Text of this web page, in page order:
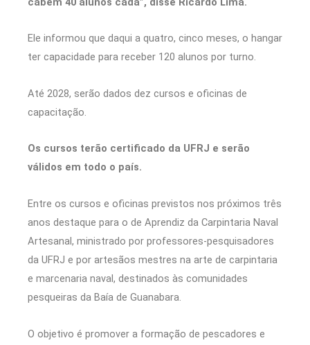
Ele informou que daqui a quatro, cinco meses, o hangar
ter capacidade para receber 120 alunos por turno.
Até 2028, serão dados dez cursos e oficinas de
capacitação.
Os cursos terão certificado da UFRJ e serão
válidos em todo o país.
Entre os cursos e oficinas previstos nos próximos três
anos destaque para o de Aprendiz da Carpintaria Naval
Artesanal, ministrado por professores-pesquisadores
da UFRJ e por artesãos mestres na arte de carpintaria
e marcenaria naval, destinados às comunidades
pesqueiras da Baía de Guanabara.
O objetivo é promover a formação de pescadores e